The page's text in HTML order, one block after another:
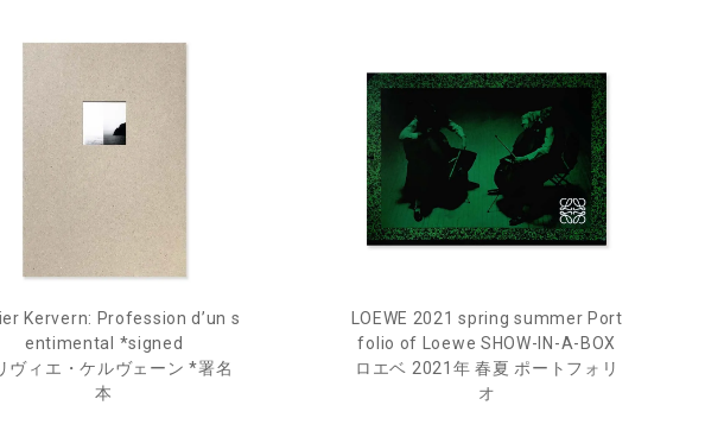
Kervern: Profession d’un s
entimental *signed
ヴィエ・ケルヴェーン *署名
本
LOEWE 2021 spring summer Port
folio of Loewe SHOW-IN-A-BOX
ロエベ 2021年 春夏 ポートフォリ
オ